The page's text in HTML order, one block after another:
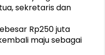
sekretaris dan
Rp250 juta
maju sebagai